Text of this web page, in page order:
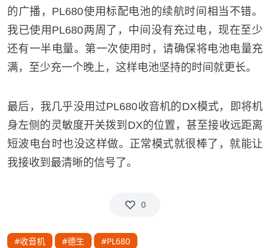
的广播，PL680使用标配电池的续航时间相当不错。
我已使用PL680两周了，中间没有充过电，现在至少
还有一半电量。第一次使用时，请确保将电池电量充
满，至少充一个晚上，这样电池坚持的时间就更长。
最后，我几乎没用过PL680收音机的DX模式，即将机
身左侧的灵敏度开关拨到DX的位置，甚至接收远距离
短波电台时也没这样做。正常模式就很棒了，就能让
我接收到最清晰的信号了。
0
#收音机 #德生 #PL680